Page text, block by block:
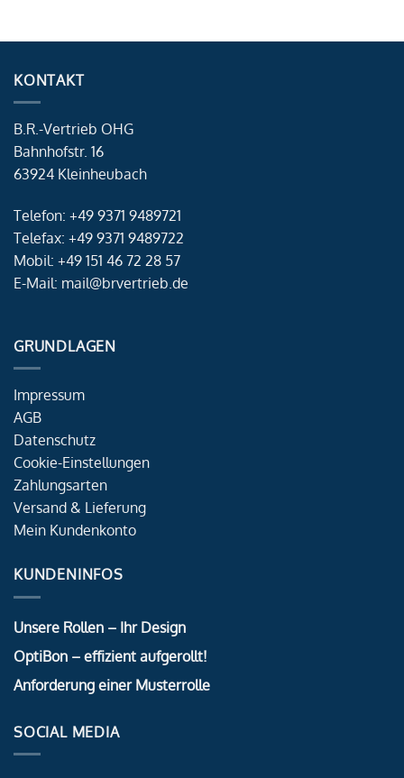
KONTAKT
B.R.-Vertrieb OHG
Bahnhofstr. 16
63924 Kleinheubach
Telefon: +49 9371 9489721
Telefax: +49 9371 9489722
Mobil: +49 151 46 72 28 57
E-Mail: mail@brvertrieb.de
GRUNDLAGEN
Impressum
AGB
Datenschutz
Cookie-Einstellungen
Zahlungsarten
Versand & Lieferung
Mein Kundenkonto
KUNDENINFOS
Unsere Rollen – Ihr Design
OptiBon – effizient aufgerollt!
Anforderung einer Musterrolle
SOCIAL MEDIA